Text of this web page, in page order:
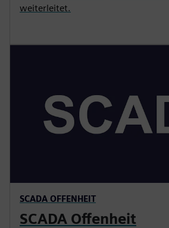
weiterleitet.
SCADA OFFENHEIT
SCADA Offenheit